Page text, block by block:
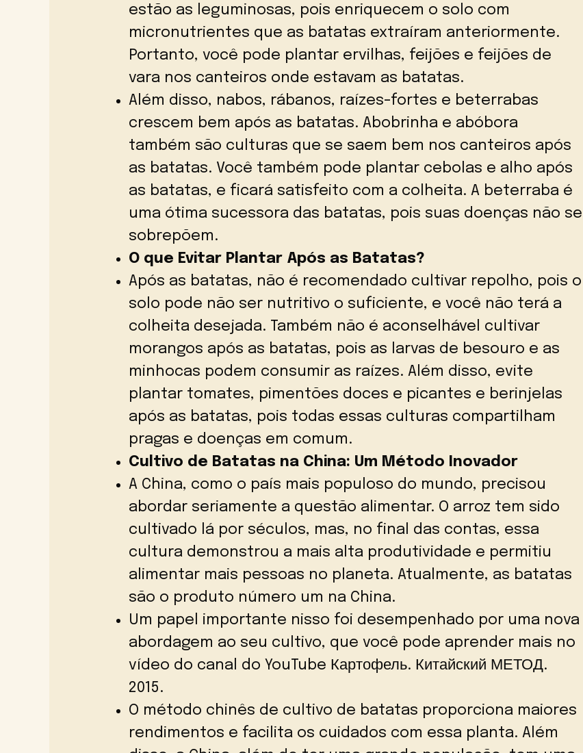
estão as leguminosas, pois enriquecem o solo com
micronutrientes que as batatas extraíram anteriormente.
Portanto, você pode plantar ervilhas, feijões e feijões de
vara nos canteiros onde estavam as batatas.
Além disso, nabos, rábanos, raízes-fortes e beterrabas
crescem bem após as batatas. Abobrinha e abóbora
também são culturas que se saem bem nos canteiros após
as batatas. Você também pode plantar cebolas e alho após
as batatas, e ficará satisfeito com a colheita. A beterraba é
uma ótima sucessora das batatas, pois suas doenças não se
sobrepõem.
O que Evitar Plantar Após as Batatas?
Após as batatas, não é recomendado cultivar repolho, pois o
solo pode não ser nutritivo o suficiente, e você não terá a
colheita desejada. Também não é aconselhável cultivar
morangos após as batatas, pois as larvas de besouro e as
minhocas podem consumir as raízes. Além disso, evite
plantar tomates, pimentões doces e picantes e berinjelas
após as batatas, pois todas essas culturas compartilham
pragas e doenças em comum.
Cultivo de Batatas na China: Um Método Inovador
A China, como o país mais populoso do mundo, precisou
abordar seriamente a questão alimentar. O arroz tem sido
cultivado lá por séculos, mas, no final das contas, essa
cultura demonstrou a mais alta produtividade e permitiu
alimentar mais pessoas no planeta. Atualmente, as batatas
são o produto número um na China.
Um papel importante nisso foi desempenhado por uma nova
abordagem ao seu cultivo, que você pode aprender mais no
vídeo do canal do YouTube Картофель. Китайский МЕТОД.
2015.
O método chinês de cultivo de batatas proporciona maiores
rendimentos e facilita os cuidados com essa planta. Além